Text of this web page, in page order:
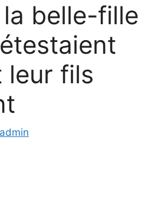
belle-fille
leur fils
admin